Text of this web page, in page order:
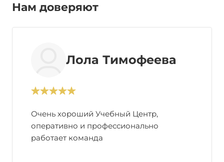
Нам доверяют
Лола Тимофеева
Очень хороший Учебный Центр,
оперативно и профессионально
работает команда